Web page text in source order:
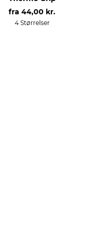
fra 44,00 kr.
4 Størrelser